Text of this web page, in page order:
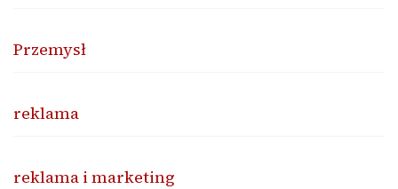
Przemysł
reklama
reklama i marketing